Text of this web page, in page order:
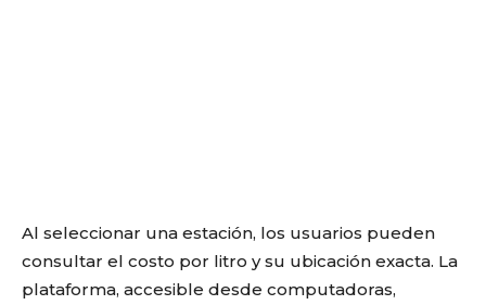
Al seleccionar una estación, los usuarios pueden
consultar el costo por litro y su ubicación exacta. La
plataforma, accesible desde computadoras,